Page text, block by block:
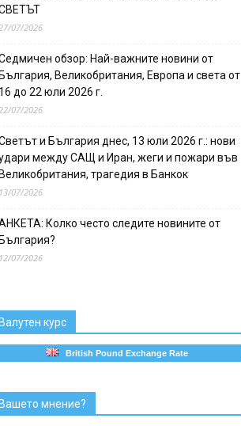
07/2026
обзор: Най-важните новини от
Великобритания, Европа и света от
до 22 юли 2026 г.
07/2026
и България днес, 13 юли 2026 г.: нови
между САЩ и Иран, жеги и пожари във
трагедия в Банкок
07/2026
Колко често следите новините от
07/2026
курс
British Pound Exchange Rate
мнение?